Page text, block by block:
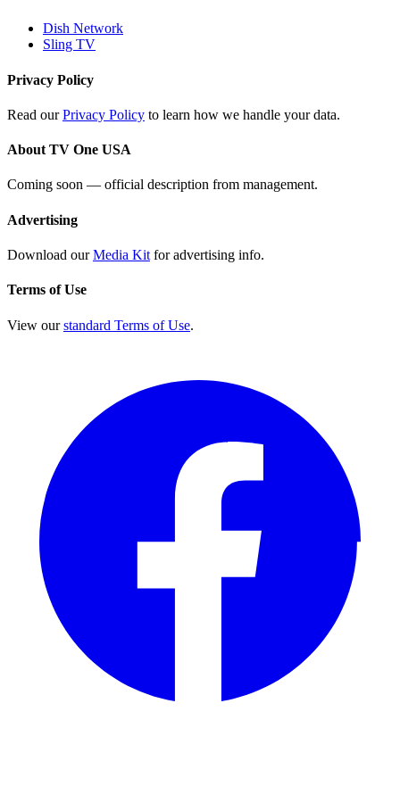
Dish Network
Sling TV
Privacy Policy
Read ourPrivacy Policy to learn how we handle your data.
About TV One USA
Coming soon — official description from management.
Advertising
Download ourMedia Kit for advertising info.
Terms of Use
View ourstandard Terms of Use.